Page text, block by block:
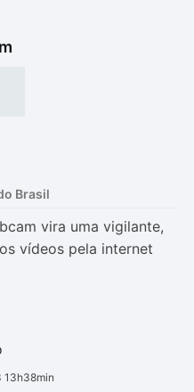
vira uma vigilante,
vídeos pela internet